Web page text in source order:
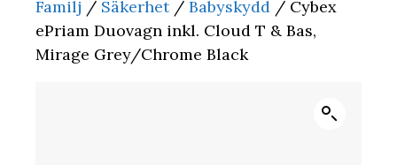
Familj / Säkerhet/ Babyskydd / Cybex
ePriam Duovagn inkl. Cloud T & Bas,
Mirage Grey/Chrome Black